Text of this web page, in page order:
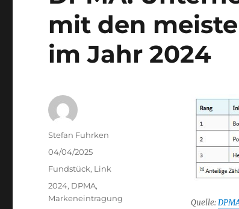
mit den
im Jahr 2024
Quelle:
Author
Stefan Fuhrken
Posted
04/04/2025
Categories
Fundstück, Link
Tags
2024, DPMA,
Markeneintragung